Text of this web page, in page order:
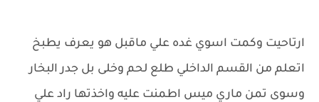
ارتاحيت وكمت اسوي غده علي ماقبل هو يعرف يطبخ
اتعلم من القسم الداخلي طلع لحم وخلى بل جدر البخار
وسوى تمن ماري ميس اطمنت عليه واخذتها راد علي